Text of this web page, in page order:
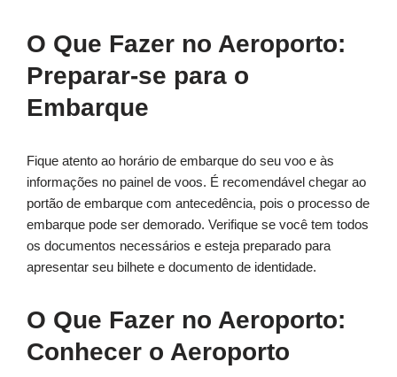
O Que Fazer no Aeroporto:
Preparar-se para o
Embarque
Fique atento ao horário de embarque do seu voo e às
informações no painel de voos. É recomendável chegar ao
portão de embarque com antecedência, pois o processo de
embarque pode ser demorado. Verifique se você tem todos
os documentos necessários e esteja preparado para
apresentar seu bilhete e documento de identidade.
O Que Fazer no Aeroporto:
Conhecer o Aeroporto